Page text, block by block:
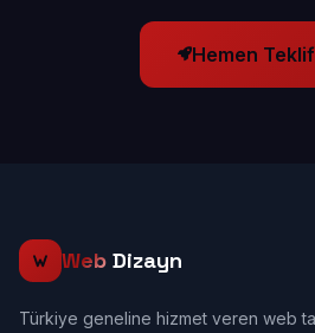
Hemen
Web Dizayn
Türkiye geneline hizmet veren web